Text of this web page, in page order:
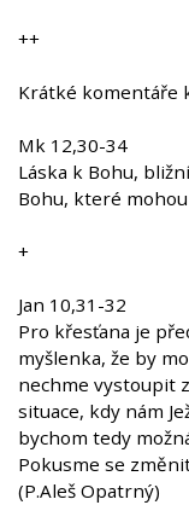
++
Krátké komentáře
Mk 12,30-34
Láska k Bohu,
Bohu, které
+
Jan 10,31-32
Pro křesťana je
myšlenka, že by
nechme vystoupit
situace, kdy nám
bychom tedy
Pokusme se
(P.Aleš Opatrný)